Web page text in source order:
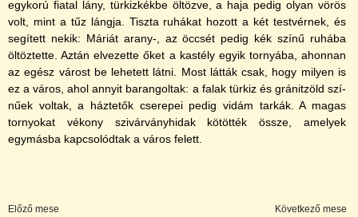
egykorú fiatal lány, türkizkékbe öltözve, a haja pedig olyan vörös
volt, mint a tűz lángja. Tiszta ruhákat hozott a két testvérnek, és
segí­tett nekik: Máriát arany-, az öccsét pedig kék szí­nű ruhába
öltöztette. Aztán elvezette őket a kastély egyik tornyába, ahonnan
az egész várost be lehetett látni. Most látták csak, hogy milyen is
ez a város, ahol annyit barangoltak: a falak türkiz és gránitzöld szí­
nűek voltak, a háztetők cserepei pedig vidám tarkák. A magas
tornyokat vékony szivárványhidak kötötték össze, amelyek
egymásba kapcsolódtak a város felett.
Előző mese
Következő mese